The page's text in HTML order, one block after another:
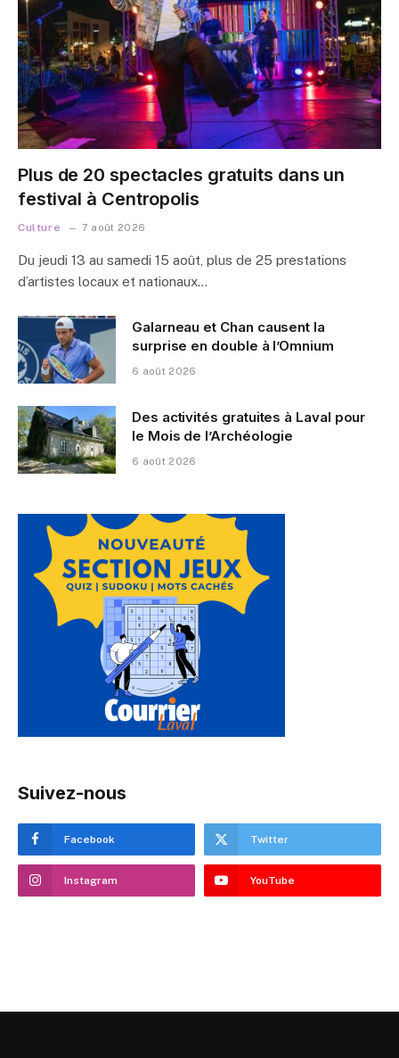
Plus de 20 spectacles gratuits dans un
festival à Centropolis
Culture 7 août 2026
Du jeudi 13 au samedi 15 août, plus de 25 prestations
d’artistes locaux et nationaux…
Galarneau et Chan causent la
surprise en double à l’Omnium
6 août 2026
Des activités gratuites à Laval pour
le Mois de l’Archéologie
6 août 2026
Suivez-nous
Facebook Twitter
Instagram YouTube